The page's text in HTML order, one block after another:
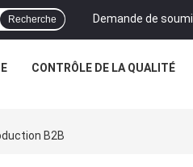
Demande de
Recherche
CONTRÔLE DE LA QUALITÉ
B2B